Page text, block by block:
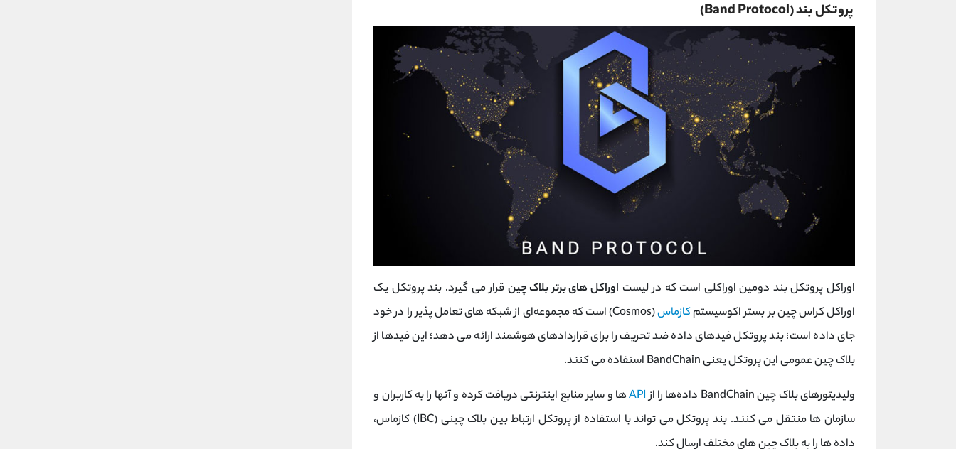
پروتکل بند (Band Protocol)
اوراکل پروتکل بند دومین اوراکلی است که در لیست اوراکل های برتر بلاک چین قرار می گیرد. بند پروتکل یک
اوراکل کراس چین بر بستر اکوسیستمکازماس
(Cosmos) است که مجموعه‌ای از شبکه ‌های تعامل‌ پذیر را در خود
جای داده است؛ بند پروتکل فیدهای داده ضد تحریف را برای قراردادهای هوشمند ارائه می ‌دهد؛ این فیدها از
بلاک چین عمومی این پروتکل یعنی BandChain استفاده می ‌کنند.
ولیدیتورهای بلاک چین BandChain داده‌ها را از
APIها و سایر منابع اینترنتی دریافت کرده و آنها را به کاربران و
سازمان ‌ها منتقل می‌ کنند. بند پروتکل می‌ تواند با استفاده از پروتکل ارتباط بین بلاک چینی (IBC) کازماس،
داده ‌ها را به بلاک‌ چین‌ های مختلف ارسال کند.